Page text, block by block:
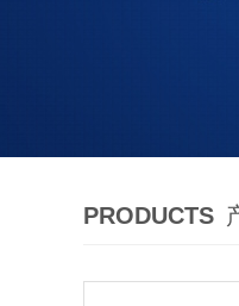
PRODUCTS